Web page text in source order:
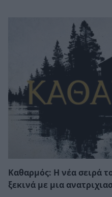
Καθαρμός: Η νέα σειρά
ξεκινά με μια